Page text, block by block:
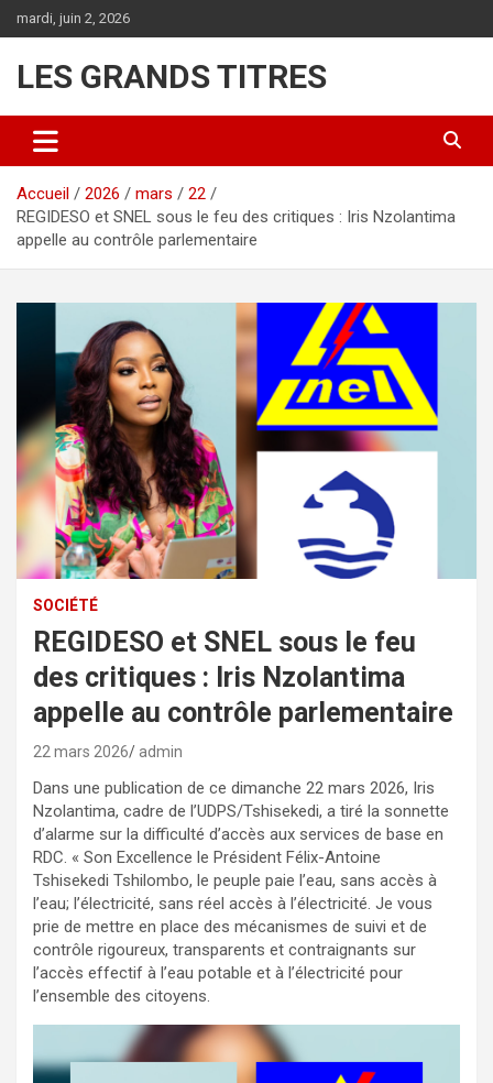
au
mardi, juin 2, 2026
LES GRANDS TITRES
Accueil 2026 mars
22
REGIDESO et SNEL sous le feu des critiques : Iris Nzolantima
appelle au contrôle parlementaire
SOCIÉTÉ
REGIDESO et SNEL sous le feu
des critiques : Iris Nzolantima
appelle au contrôle parlementaire
22 mars 2026 admin
Dans une publication de ce dimanche 22 mars 2026, Iris
Nzolantima, cadre de l’UDPS/Tshisekedi, a tiré la sonnette
d’alarme sur la difficulté d’accès aux services de base en
RDC. « Son Excellence le Président Félix-Antoine
Tshisekedi Tshilombo, le peuple paie l’eau, sans accès à
l’eau; l’électricité, sans réel accès à l’électricité. Je vous
prie de mettre en place des mécanismes de suivi et de
contrôle rigoureux, transparents et contraignants sur
l’accès effectif à l’eau potable et à l’électricité pour
l’ensemble des citoyens.